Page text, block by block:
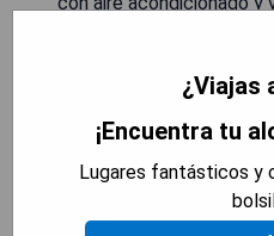
de las bien equipadas
dispone de televisión de
máquina para preparar
de tocador, secador de
planchar y bata. Todas
¿Viajas
¡Encuentra tu
Lugares fantásticos y